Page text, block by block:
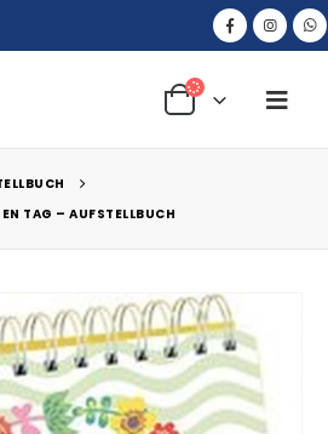
TAG – AUFSTELLBUCH